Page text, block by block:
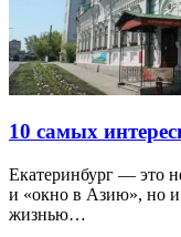
10 самых
Екатеринбург — это
и «окно в Азию», но и
жизнью…